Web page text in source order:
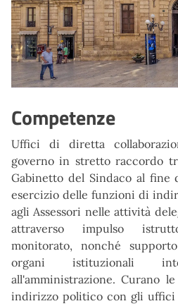
Competenze
Uffici di diretta
governo in stretto raccordo
Gabinetto del Sindaco al fine
esercizio delle funzioni di
agli Assessori nelle attività
attraverso impulso
monitorato, nonché
organi istituzionali
all'amministrazione. Curano
indirizzo politico con gli